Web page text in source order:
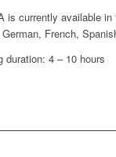
is currently available in
French,
duration: 4 – 10 hours